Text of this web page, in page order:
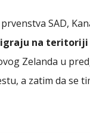
SAD,
na teritoriji
Zelanda u
a zatim da se